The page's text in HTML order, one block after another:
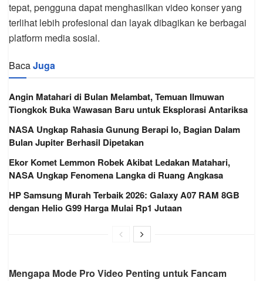
tepat, pengguna dapat menghasilkan video konser yang
terlihat lebih profesional dan layak dibagikan ke berbagai
platform media sosial.
BacaJuga
Angin Matahari di Bulan Melambat, Temuan Ilmuwan
Tiongkok Buka Wawasan Baru untuk Eksplorasi Antariksa
NASA Ungkap Rahasia Gunung Berapi Io, Bagian Dalam
Bulan Jupiter Berhasil Dipetakan
Ekor Komet Lemmon Robek Akibat Ledakan Matahari,
NASA Ungkap Fenomena Langka di Ruang Angkasa
HP Samsung Murah Terbaik 2026: Galaxy A07 RAM 8GB
dengan Helio G99 Harga Mulai Rp1 Jutaan
Mengapa Mode Pro Video Penting untuk Fancam